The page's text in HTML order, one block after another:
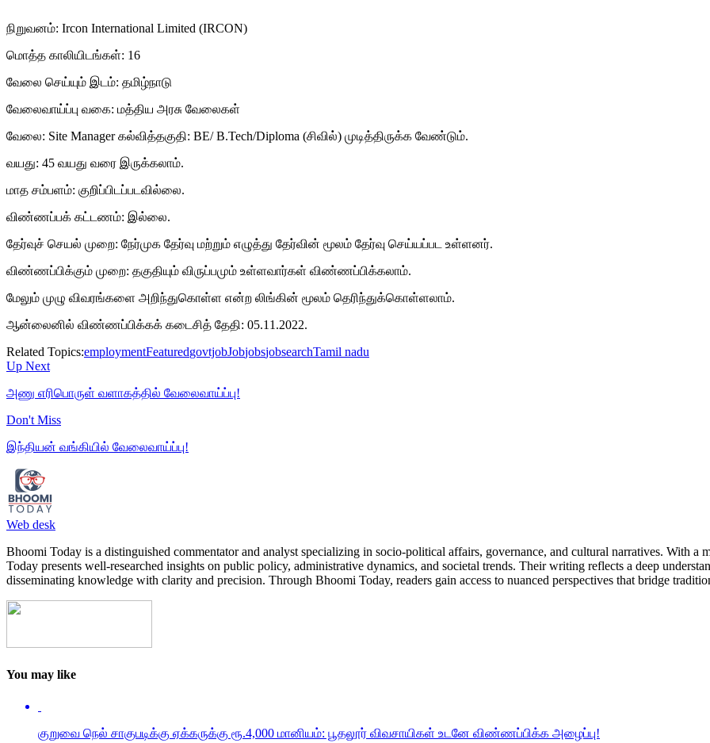
நிறுவனம்: Ircon International Limited (IRCON)
மொத்த காலியிடங்கள்: 16
வேலை செய்யும் இடம்: தமிழ்நாடு
வேலைவாய்ப்பு வகை: மத்திய அரசு வேலைகள்
வேலை: Site Manager கல்வித்தகுதி: BE/ B.Tech/Diploma (சிவில்) முடித்திருக்க வேண்டும்.
வயது: 45 வயது வரை இருக்கலாம்.
மாத சம்பளம்: குறிப்பிடப்படவில்லை.
விண்ணப்பக் கட்டணம்: இல்லை.
தேர்வுச் செயல் முறை: நேர்முக தேர்வு மற்றும் எழுத்து தேர்வின் மூலம் தேர்வு செய்யப்பட உள்ளனர்.
விண்ணப்பிக்கும் முறை: தகுதியும் விருப்பமும் உள்ளவார்கள் விண்ணப்பிக்கலாம்.
மேலும் முழு விவரங்களை அறிந்துகொள்ள என்ற லிங்கின் மூலம் தெரிந்துக்கொள்ளலாம்.
ஆன்லைனில் விண்ணப்பிக்கக் கடைசித் தேதி: 05.11.2022.
Related Topics:employmentFeaturedgovtjobJobjobsjobsearchTamil nadu
Up Next
அணு எரிபொருள் வளாகத்தில் வேலைவாய்ப்பு!
Don't Miss
இந்தியன் வங்கியில் வேலைவாய்ப்பு!
Web desk
Bhoomi Today is a distinguished commentator and analyst specializing in socio-political affairs, governance, and cultural narratives. With a
Today presents well-researched insights on public policy, administrative dynamics, and societal trends. Their writing reflects a deep
disseminating knowledge with clarity and precision. Through Bhoomi Today, readers gain access to nuanced perspectives that bridge
You may like
குறுவை நெல் சாகுபடிக்கு ஏக்கருக்கு ரூ.4,000 மானியம்: பூதலூர் விவசாயிகள் உடனே விண்ணப்பிக்க அழைப்பு!